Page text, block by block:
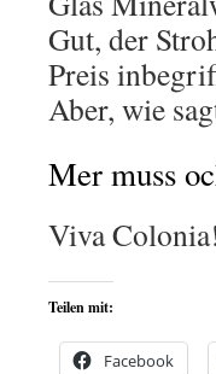
Gut, der
Preis
Aber, wie
Mer muss
Viva Colonia!
Teilen mit:
Facebook